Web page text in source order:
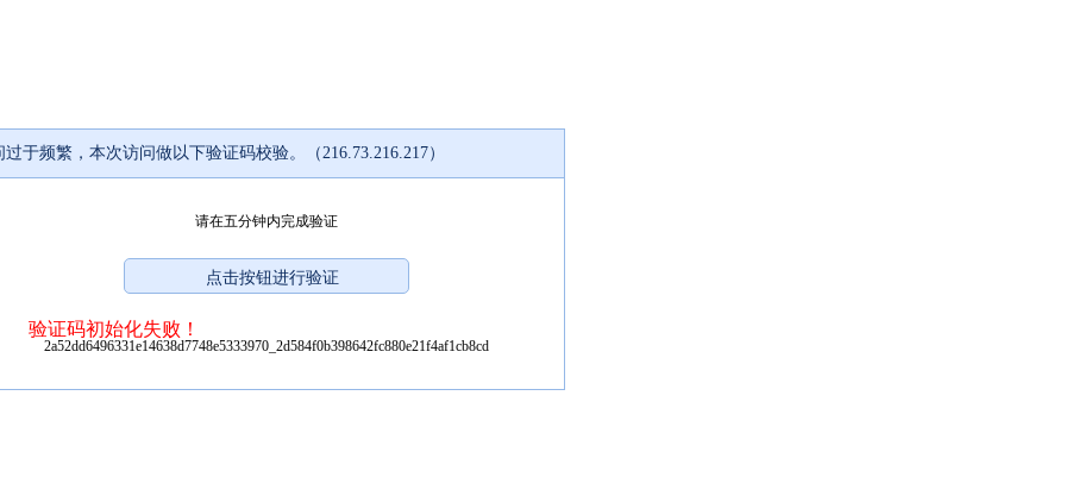
过于频繁，本次访问做以下验证码校验。（216.73.216.217）
请在五分钟内完成验证
验证码初始化失败！
2a52dd6496331e14638d7748e5333970_2d584f0b398642fc880e21f4af1cb8cd